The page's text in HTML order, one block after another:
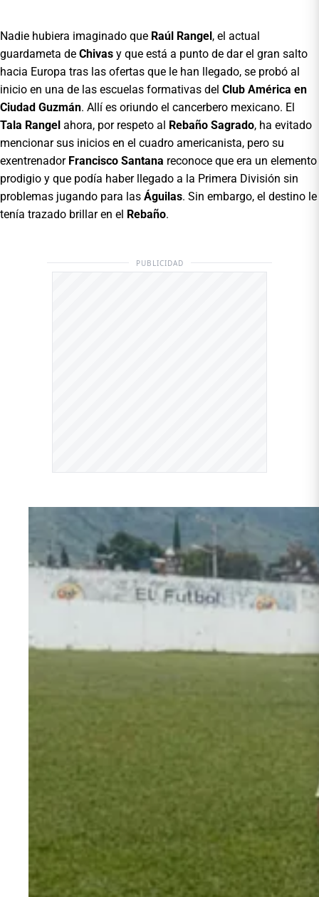
Nadie hubiera imaginado que Raúl Rangel, el actual
guardameta de Chivas y que está a punto de dar el gran salto
hacia Europa tras las ofertas que le han llegado, se probó al
inicio en una de las escuelas formativas del Club América en
Ciudad Guzmán. Allí es oriundo el cancerbero mexicano. El
Tala Rangel ahora, por respeto al Rebaño Sagrado, ha evitado
mencionar sus inicios en el cuadro americanista, pero su
exentrenador Francisco Santana reconoce que era un elemento
prodigio y que podía haber llegado a la Primera División sin
problemas jugando para las Águilas. Sin embargo, el destino le
tenía trazado brillar en el Rebaño.
PUBLICIDAD